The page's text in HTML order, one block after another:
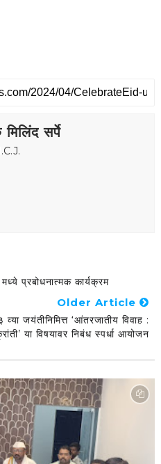
सर्पे
प्रबोधनात्मक कार्यक्रम
Older Article
जयंतीनिमित्त ‘आंतरजातीय विवाह :
या विषयावर निबंध स्पर्धा आयोजन